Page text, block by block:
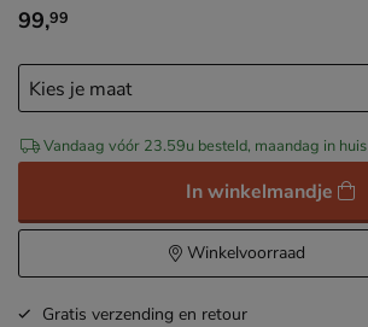
€ 99,99
99,99
Vandaag vóór 23.59u besteld, maandag in huis
In winkelmandje
Winkelvoorraad
Gratis verzending en retour